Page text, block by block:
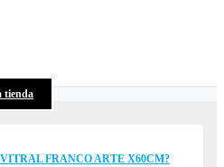
tienda
FRANCO ARTE X60CM?